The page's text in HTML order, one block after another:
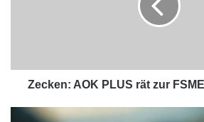
Zecken: AOK PLUS rät zur